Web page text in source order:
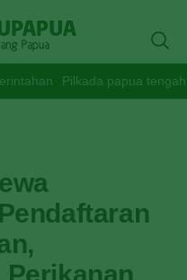
Pilkada papua tengah